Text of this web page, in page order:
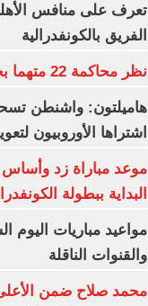
تعرف على منافس
الفريق بالكونفدرالية
نظر محاكمة 22 متهما بخلية التجمع اليوم
هاميلتون: واشنطن
اشتراها الأوروبيون
موعد مباراة زد
البداية ببطولة
والقنوات الناقلة
محمد صلاح ضمن الأعلى